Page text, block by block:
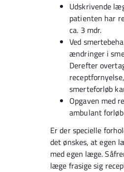
Udskrivende
patienten har
ca. 3 mdr.
Ved
ændringer i
Derefter
smerteforløb
Opgaven med
ambulant
Er der specielle
det ønskes, at egen
med egen læge.
læge frasige sig